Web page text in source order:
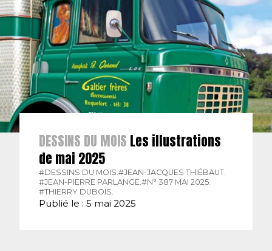
DESSINS DU MOIS Les illustrations
de mai 2025
#DESSINS DU MOIS. #JEAN-JACQUES THIÉBAUT.
#JEAN-PIERRE PARLANGE. #N° 387 MAI 2025.
#THIERRY DUBOIS.
Publié le : 5 mai 2025